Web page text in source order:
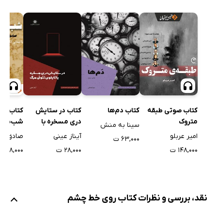
کتاب صوتی طبقه
متروک
امیر عربلو
۱۴۸,۰۰۰ ت
کتاب دم‌ها
سینا به منش
۶۳,۰۰۰ ت
کتاب در ستایش
دری مسخره با
تابلوی نئونی مرگ و
آیناز عینی
۲۸,۰۰۰ ت
کتاب
شب‌های
صادق
۶۸,۰۰۰ ت
نقد، بررسی و نظرات کتاب روی خط چشم